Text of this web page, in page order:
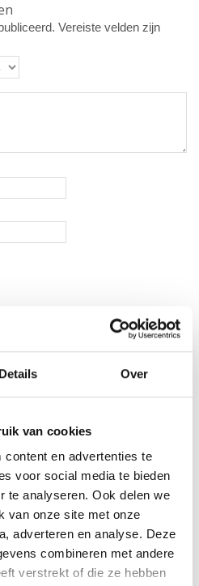
Details Over
van cookies
en advertenties te
voor social media te bieden
te analyseren. Ook delen we
van onze site met onze
adverteren en analyse. Deze
combineren met andere
verstrekt of die ze hebben
Vereiste velden zijn